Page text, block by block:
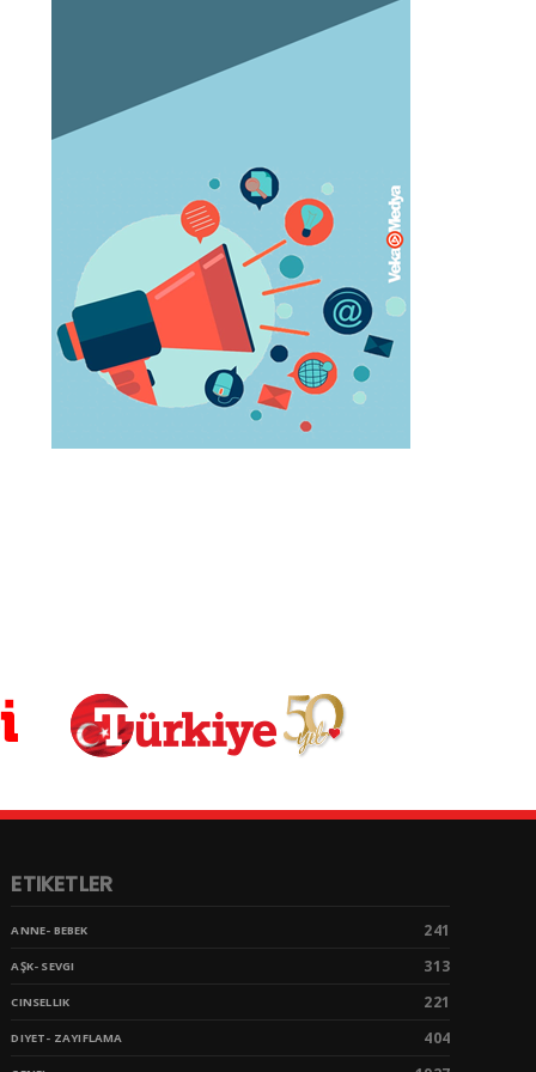
Orgazm olan kadınlar daha çabuk
May 05, 2023
ETIKETLER
ANNE- BEBEK 241
AŞK- SEVGI 313
CINSELLIK 221
DIYET- ZAYIFLAMA 404